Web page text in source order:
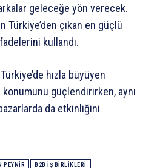
geleceğe yön verecek.
Türkiye’den çıkan en güçlü
kullandı.
hızla büyüyen
konumunu güçlendirirken, aynı
da etkinliğini
PEYNIR B2B IŞ BIRLIKLERI